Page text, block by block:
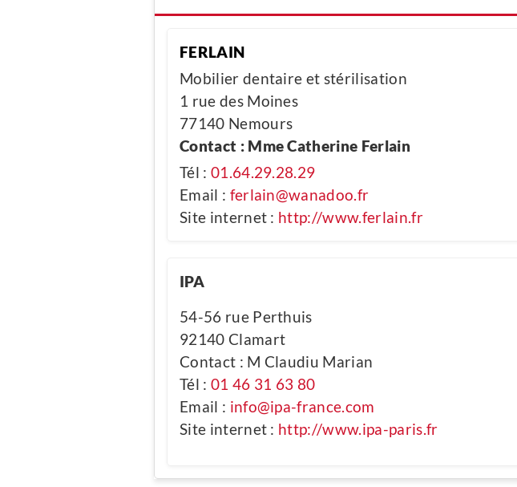
FERLAIN
Mobilier dentaire et stérilisation
1 rue des Moines
77140 Nemours
Contact : Mme Catherine Ferlain
Tél : 01.64.29.28.29
Email : ferlain@wanadoo.fr
Site internet : http://www.ferlain.fr
IPA
54-56 rue Perthuis
92140 Clamart
Contact : M Claudiu Marian
Tél : 01 46 31 63 80
Email : info@ipa-france.com
Site internet : http://www.ipa-paris.fr